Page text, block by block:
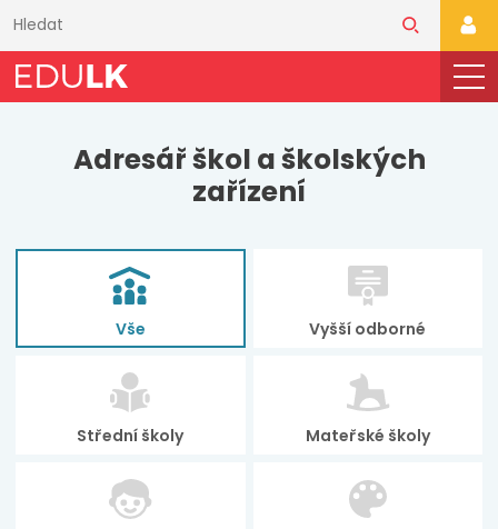
obsahu
Adresář škol a školských
zařízení
Vše Vyšší odborné
Střední školy Mateřské školy